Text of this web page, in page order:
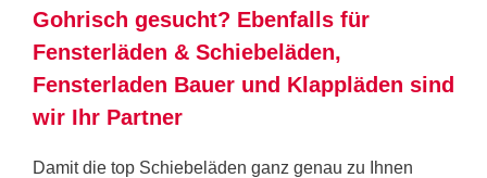
Gohrisch gesucht? Ebenfalls für
Fensterläden & Schiebeläden,
Fensterladen Bauer und Klappläden sind
wir Ihr Partner
Damit die top Schiebeläden ganz genau zu Ihnen